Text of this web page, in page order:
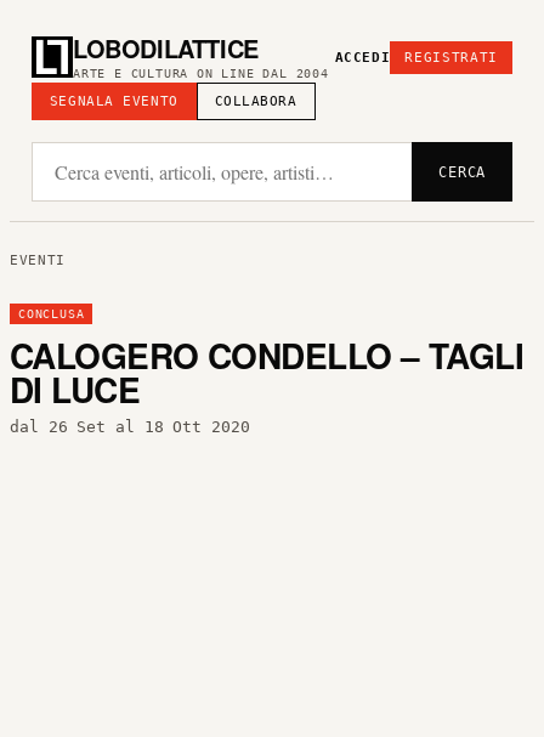
LOBODILATTICE
ARTE E CULTURA ON LINE DAL 2004
SEGNALA EVENTO COLLABORA
ACCEDI REGISTRATI
CERCA
EVENTI
CONCLUSA
CALOGERO CONDELLO – TAGLI
DI LUCE
dal 26 Set al 18 Ott 2020